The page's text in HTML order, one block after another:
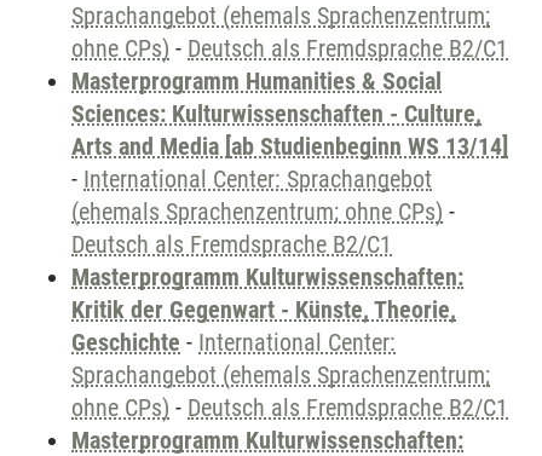
Sprachangebot (ehemals Sprachenzentrum;
ohne CPs) - Deutsch als Fremdsprache B2/C1
Masterprogramm Humanities & Social
Sciences: Kulturwissenschaften - Culture,
Arts and Media [ab Studienbeginn WS 13/14]
- International Center: Sprachangebot
(ehemals Sprachenzentrum; ohne CPs) -
Deutsch als Fremdsprache B2/C1
Masterprogramm Kulturwissenschaften:
Kritik der Gegenwart - Künste, Theorie,
Geschichte - International Center:
Sprachangebot (ehemals Sprachenzentrum;
ohne CPs) - Deutsch als Fremdsprache B2/C1
Masterprogramm Kulturwissenschaften: